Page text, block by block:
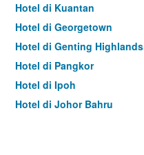
Hotel di Kuantan
Hotel di Georgetown
Hotel di Genting Highlands
Hotel di Pangkor
Hotel di Ipoh
Hotel di Johor Bahru